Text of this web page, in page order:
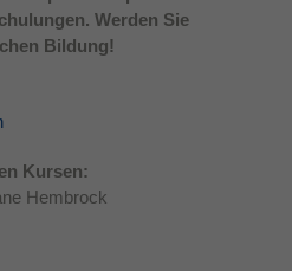
Werden Sie
Bildung!
Kursen:
Hembrock
für diese Website zu